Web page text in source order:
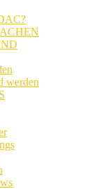
werden